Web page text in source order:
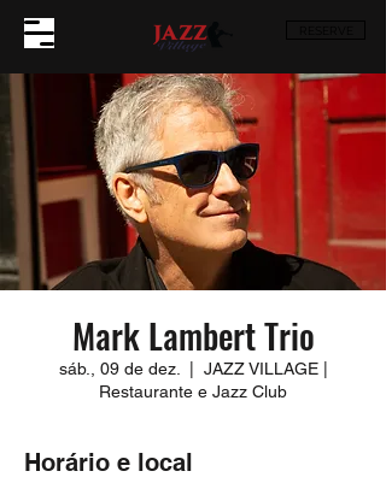
Mark Lambert Trio
sáb., 09 de dez.
JAZZ VILLAGE |
Restaurante e Jazz Club
Horário e local